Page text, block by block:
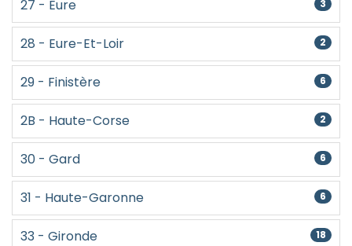
27 - Eure 3
28 - Eure-Et-Loir 2
29 - Finistère 6
2B - Haute-Corse 2
30 - Gard 6
31 - Haute-Garonne 6
33 - Gironde 18